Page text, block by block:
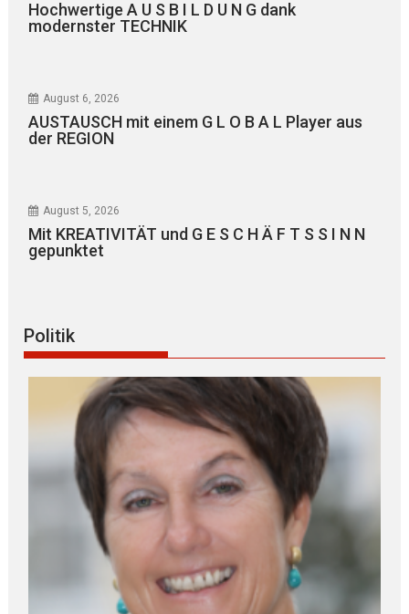
Hochwertige A U S B I L D U N G dank
modernster TECHNIK
August 6, 2026
AUSTAUSCH mit einem G L O B A L Player aus
der REGION
August 5, 2026
Mit KREATIVITÄT und G E S C H Ä F T S S I N N
gepunktet
Politik